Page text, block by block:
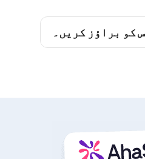
کو براؤز کریں۔